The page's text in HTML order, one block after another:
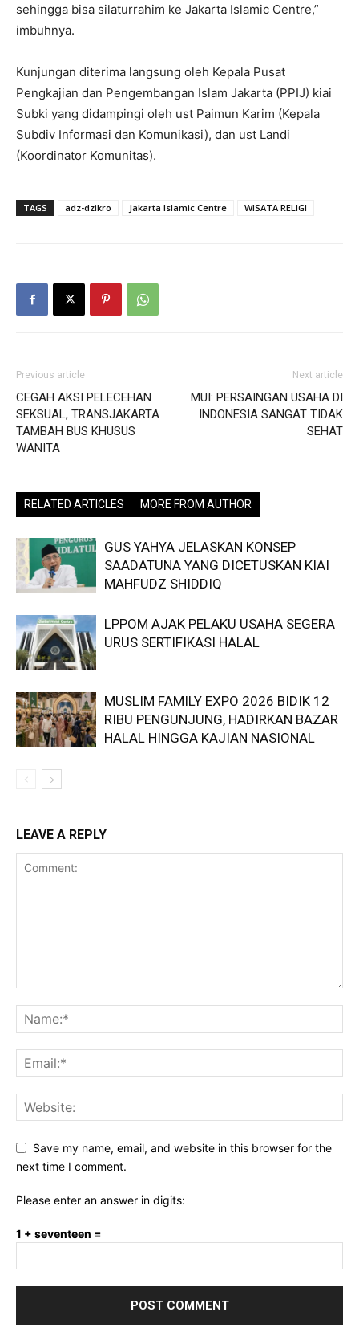
sehingga bisa silaturrahim ke Jakarta Islamic Centre,”
imbuhnya.
Kunjungan diterima langsung oleh Kepala Pusat
Pengkajian dan Pengembangan Islam Jakarta (PPIJ) kiai
Subki yang didampingi oleh ust Paimun Karim (Kepala
Subdiv Informasi dan Komunikasi), dan ust Landi
(Koordinator Komunitas).
TAGS adz-dzikro Jakarta Islamic Centre WISATA RELIGI
Previous article
CEGAH AKSI PELECEHAN
SEKSUAL, TRANSJAKARTA
TAMBAH BUS KHUSUS
WANITA
Next article
MUI: PERSAINGAN USAHA DI
INDONESIA SANGAT TIDAK
SEHAT
RELATED ARTICLES MORE FROM AUTHOR
GUS YAHYA JELASKAN KONSEP
SAADATUNA YANG DICETUSKAN KIAI
MAHFUDZ SHIDDIQ
LPPOM AJAK PELAKU USAHA SEGERA
URUS SERTIFIKASI HALAL
MUSLIM FAMILY EXPO 2026 BIDIK 12
RIBU PENGUNJUNG, HADIRKAN BAZAR
HALAL HINGGA KAJIAN NASIONAL
LEAVE A REPLY
Save my name, email, and website in this browser for the
next time I comment.
Please enter an answer in digits:
1 + seventeen =